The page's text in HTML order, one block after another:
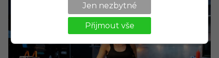
Jen nezbytné
Přijmout vše